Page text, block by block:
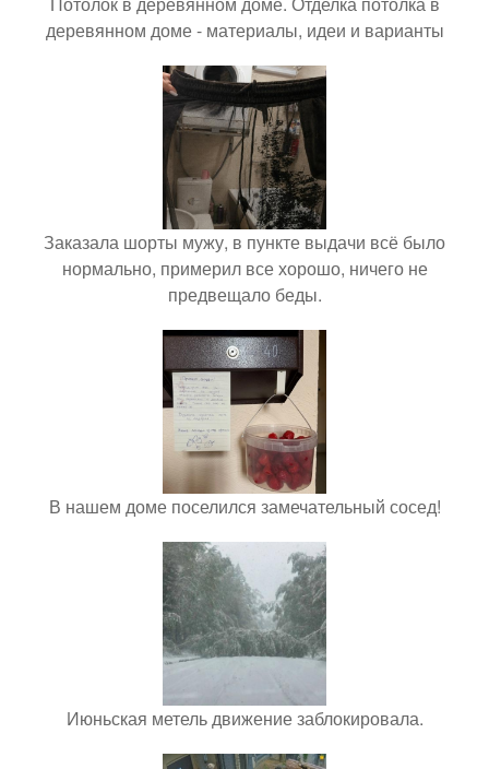
деревянном доме - материалы, идеи и варианты
Заказала шорты мужу, в пункте выдачи всё было
нормально, примерил все хорошо, ничего не
предвещало беды.
В нашем доме поселился замечательный сосед!
Июньская метель движение заблокировала.